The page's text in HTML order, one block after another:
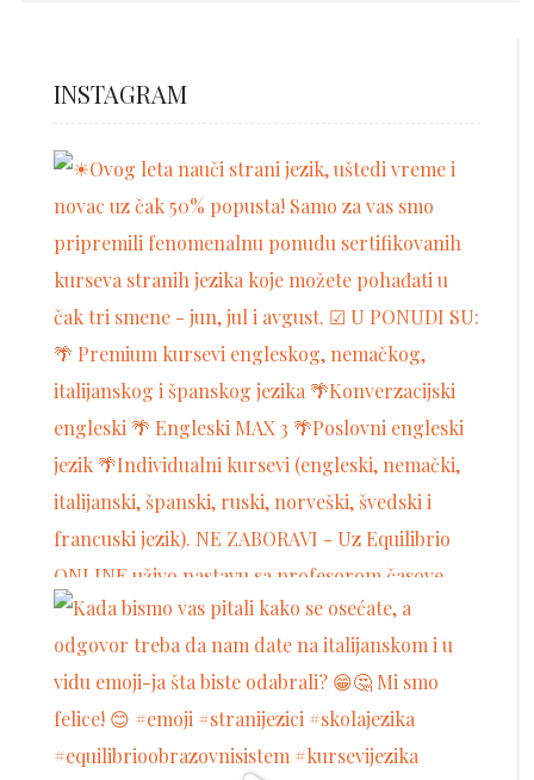
INSTAGRAM